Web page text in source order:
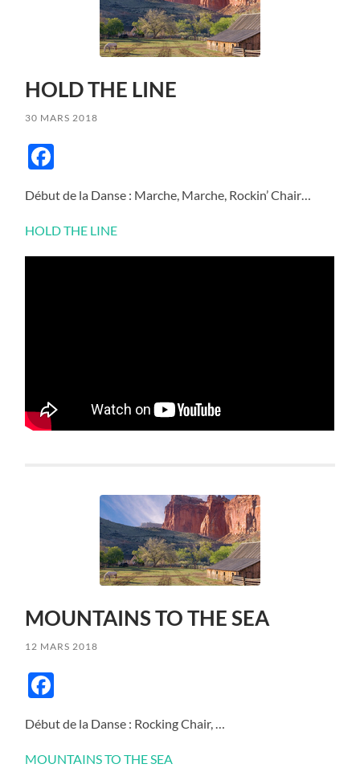
HOLD THE LINE
30 MARS 2018
Début de la Danse : Marche, Marche, Rockin’ Chair…
HOLD THE LINE
MOUNTAINS TO THE SEA
12 MARS 2018
Début de la Danse : Rocking Chair, …
MOUNTAINS TO THE SEA